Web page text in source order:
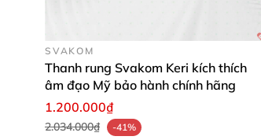
SVAKOM
Thanh rung Svakom Keri kích thích
âm đạo Mỹ bảo hành chính hãng
1.200.000₫
2.034.000₫ -41%